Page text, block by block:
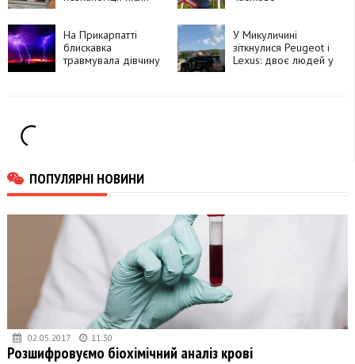
намагався видати
вбивство за
самогубство
залізничні переїзди
На Прикарпатті
блискавка
травмувала дівчину
У Микуличині
зіткнулися Peugeot і
Lexus: двоє людей у
ПОПУЛЯРНІ НОВИНИ
02.05.2017 11:30
Розшифровуємо біохімічний аналіз крові